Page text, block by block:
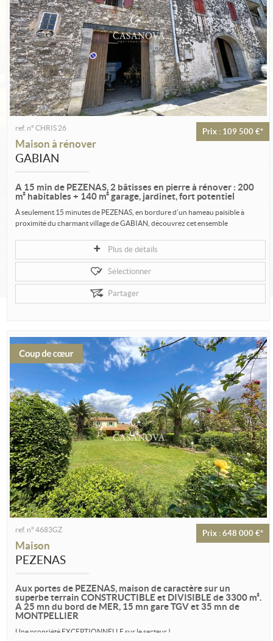
Créer une alerte
Ma sélection
Contact
Prix : 109 500 €*
ref. n° CHRIS 26
Maison à rénover
GABIAN
A 15 min de PEZENAS, 2 bâtisses en pierre à rénover : 200
m² habitables + 140 m² garage, jardinet, fort potentiel
À seulement 15 minutes de PEZENAS, en bordure d’un hameau paisible à
proximité du charmant village de GABIAN, découvrez cet ensemble
Plus de détails
Sélectionner
Partager
Prix : 648 000 €*
ref. n° 4683GZ
Maison
PEZENAS
Aux portes de PEZENAS, maison de caractère sur un
superbe terrain CONSTRUCTIBLE et DIVISIBLE de 3300 m².
A 25 mn du bord de MER, 15 mn gare TGV et 35 mn de
MONTPELLIER
Une propriété EXCEPTIONNELLE sur le secteur !